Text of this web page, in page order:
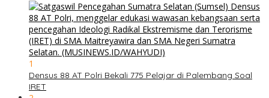
1
Densus 88 AT Polri Bekali 775 Pelajar di Palembang Soal
IRET